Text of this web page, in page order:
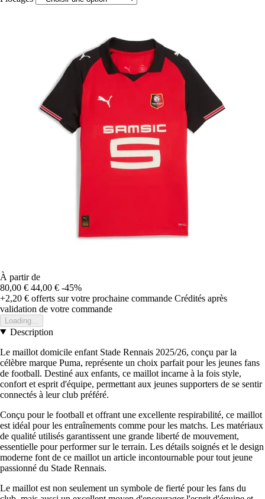
À partir de
80,00 € 44,00 € -45%
+2,20 € offerts sur votre prochaine commande Crédités après
validation de votre commande
Loading...
Description
Le maillot domicile enfant Stade Rennais 2025/26, conçu par la
célèbre marque Puma, représente un choix parfait pour les jeunes fans
de football. Destiné aux enfants, ce maillot incarne à la fois style,
confort et esprit d'équipe, permettant aux jeunes supporters de se sentir
connectés à leur club préféré.
Conçu pour le football et offrant une excellente respirabilité, ce maillot
est idéal pour les entraînements comme pour les matchs. Les matériaux
de qualité utilisés garantissent une grande liberté de mouvement,
essentielle pour performer sur le terrain. Les détails soignés et le design
moderne font de ce maillot un article incontournable pour tout jeune
passionné du Stade Rennais.
Le maillot est non seulement un symbole de fierté pour les fans du